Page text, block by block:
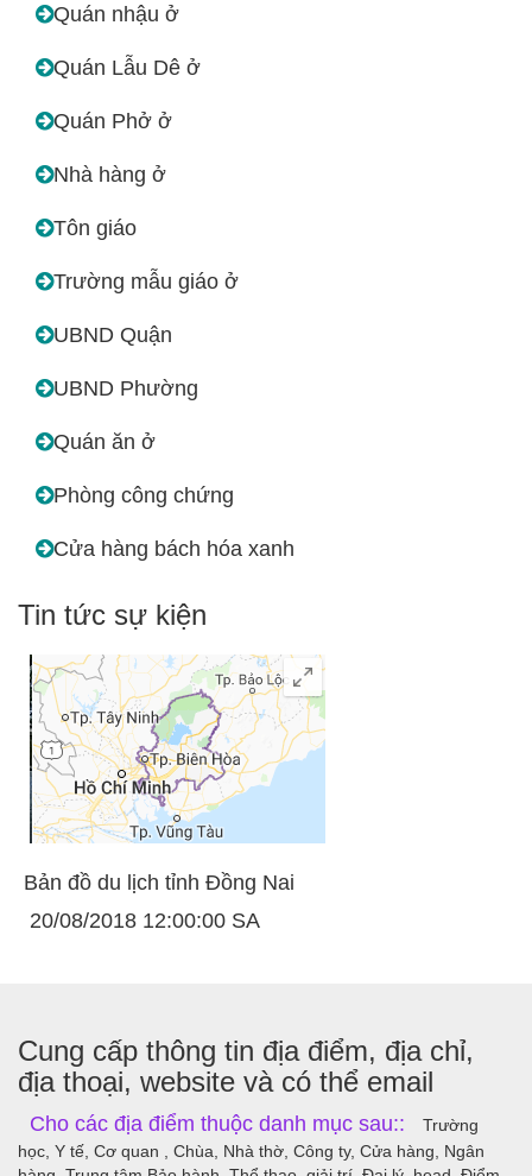
Quán nhậu ở
Quán Lẫu Dê ở
Quán Phở ở
Nhà hàng ở
Tôn giáo
Trường mẫu giáo ở
UBND Quận
UBND Phường
Quán ăn ở
Phòng công chứng
Cửa hàng bách hóa xanh
Tin tức sự kiện
Bản đồ du lịch tỉnh Đồng Nai
20/08/2018 12:00:00 SA
Cung cấp thông tin địa điểm, địa chỉ,
địa thoại, website và có thể email
Cho các địa điểm thuộc danh mục sau::
Trường
học, Y tế, Cơ quan , Chùa, Nhà thờ, Công ty, Cửa hàng, Ngân